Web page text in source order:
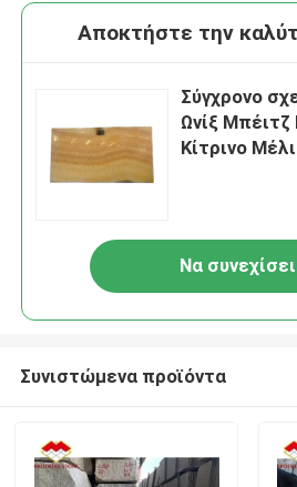
Αποκτήστε την
Σύγχρονο
Ωνίξ
Κίτρινο
Να συνεχίσει
Συνιστώμενα προϊόντα